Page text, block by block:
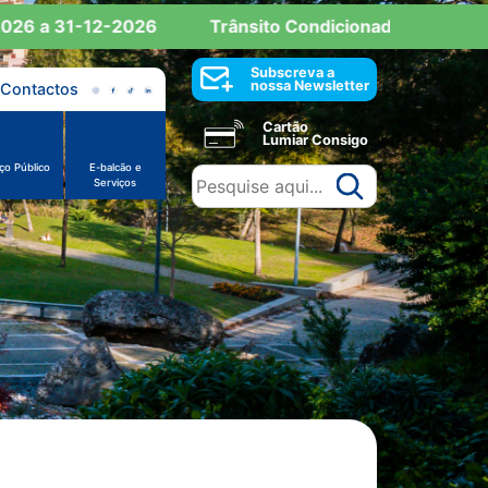
a 31-12-2026 Trânsito Condicionado: Reserva
Contactos
Público
E-balcão e
Serviços
Subscreva a
nossa Newsletter
Cartão
Lumiar Consigo